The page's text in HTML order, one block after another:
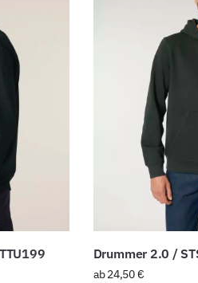
Drummer 2.0 /
ab24,50€